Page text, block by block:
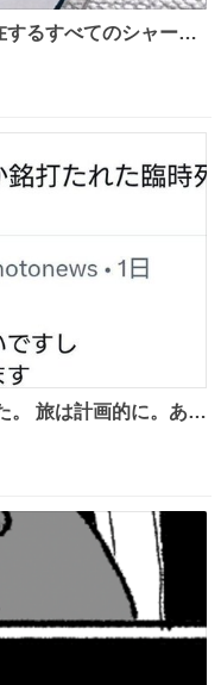
るすべてのシャーロ
てもらうためのアク
な
を出したら際限なく
。それはカスハラ。
見でした。